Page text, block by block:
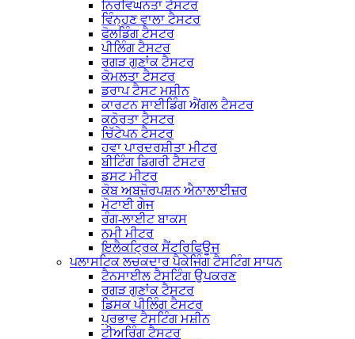
ਨਿਰਵਿਘਨਤਾ ਟੈਸਟਰ
ਵਿੰਨ੍ਹਣ ਵਾਲਾ ਟੈਸਟਰ
ਫੋਲਡਿੰਗ ਟੈਸਟਰ
ਪੀਲਿੰਗ ਟੈਸਟਰ
ਰਗੜ ਗੁਣਾਂਕ ਟੈਸਟਰ
ਕੋਮਲਤਾ ਟੈਸਟਰ
ਡਰਾਪ ਟੈਸਟ ਮਸ਼ੀਨ
ਕਾਰਟਨ ਸਾਈਡਿੰਗ ਐਂਗਲ ਟੈਸਟਰ
ਕਠੋਰਤਾ ਟੈਸਟਰ
ਚਿੱਟੇਪਨ ਟੈਸਟਰ
ਹਵਾ ਪਾਰਦਰਸ਼ੀਤਾ ਮੀਟਰ
ਬੀਟਿੰਗ ਡਿਗਰੀ ਟੈਸਟਰ
ਡਸਟ ਮੀਟਰ
ਕੋਬ ਅਬਜ਼ੋਰਪਸ਼ਨ ਐਨਾਲਾਈਜ਼ਰ
ਮੋਟਾਈ ਗੇਜ
ਰੰਗ-ਲਾਈਟ ਬਾਕਸ
ਨਮੀ ਮੀਟਰ
ਇਲੈਕਟ੍ਰਿਕ ਸੈਂਟਰਿਫਿਊਜ
ਪਲਾਸਟਿਕ ਲਚਕਦਾਰ ਪੈਕੇਜਿੰਗ ਟੈਸਟਿੰਗ ਸਾਧਨ
ਟੈਨਸਾਈਲ ਟੈਸਟਿੰਗ ਉਪਕਰਣ
ਰਗੜ ਗੁਣਾਂਕ ਟੈਸਟਰ
ਡਿਸਕ ਪੀਲਿੰਗ ਟੈਸਟਰ
ਪ੍ਰਭਾਵ ਟੈਸਟਿੰਗ ਮਸ਼ੀਨ
ਟੀਅਰਿੰਗ ਟੈਸਟਰ